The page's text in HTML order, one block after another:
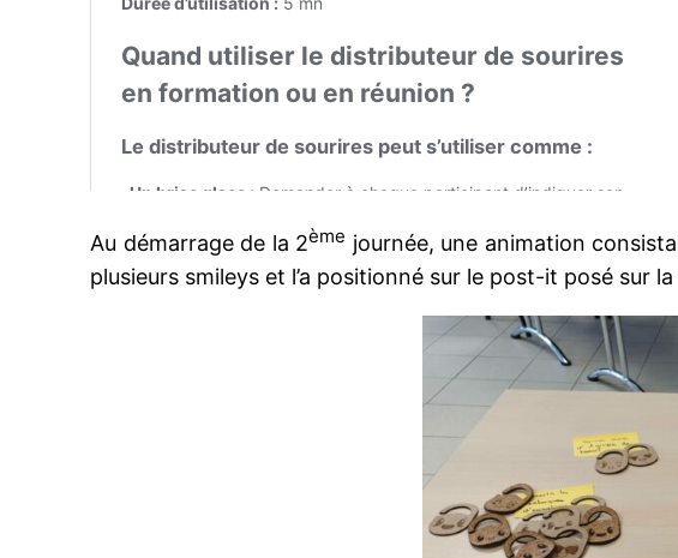
Au démarrage de la 2ème journée, une animation
plusieurs smileys et l’a positionné sur le post-it posé sur